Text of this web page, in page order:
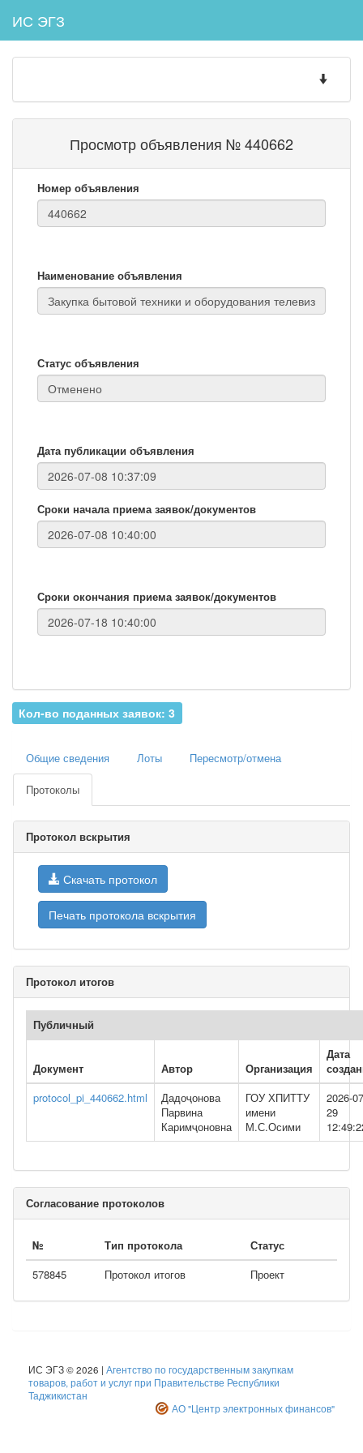
ИС ЭГЗ
Toggle
Просмотр объявления № 440662
Номер объявления
Наименование объявления
Статус объявления
Дата публикации объявления
Сроки начала приема заявок/документов
Сроки окончания приема заявок/документов
Кол-во поданных заявок: 3
Общие сведения Лоты Пересмотр/отмена
Протоколы
Протокол вскрытия
Скачать протокол
Печать протокола вскрытия
Протокол итогов
Публичный
Документ Автор Организация
Дата
protocol_pi_440662.html
Дадоҷонова
Парвина
Каримҷоновна
ГОУ ХПИТТУ
имени
М.С.Осими
2026-
29
Согласование протоколов
№ Тип протокола
Статус
578845
Протокол итогов Проект
ИС ЭГЗ © 2026 | Агентство по государственным закупкам
товаров, работ и услуг при Правительстве Республики
Таджикистан
АО "Центр электронных финансов"